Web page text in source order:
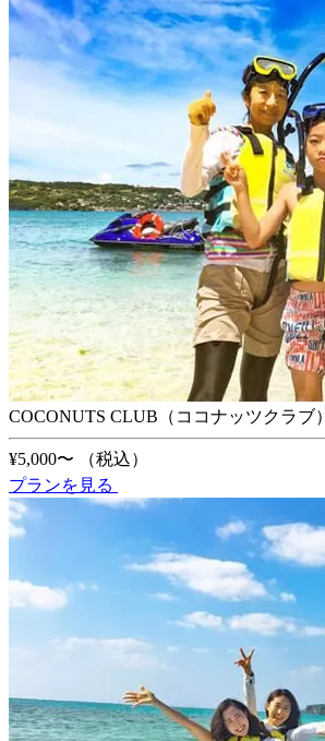
COCONUTS CLUB（ココナッツクラブ）
¥5,000〜
（税込）
プランを見る